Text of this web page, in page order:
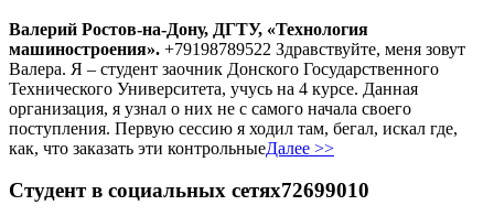
Валерий Ростов-на-Дону, ДГТУ, «Технология
машиностроения». +79198789522 Здравствуйте, меня зовут
Валера. Я – студент заочник Донского Государственного
Технического Университета, учусь на 4 курсе. Данная
организация, я узнал о них не с самого начала своего
поступления. Первую сессию я ходил там, бегал, искал где,
как, что заказать эти контрольныеДалее >>
Студент в социальных сетях72699010